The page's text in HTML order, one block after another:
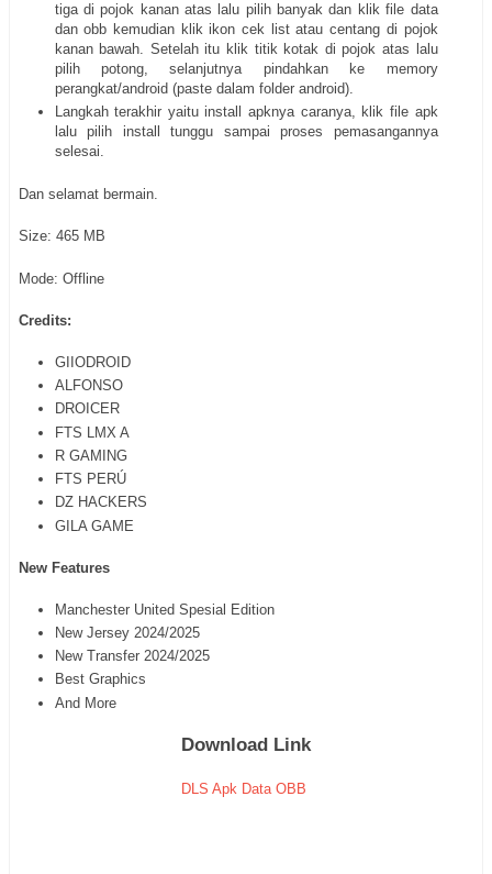
tiga di pojok kanan atas lalu pilih banyak dan klik file data
dan obb kemudian klik ikon cek list atau centang di pojok
kanan bawah. Setelah itu klik titik kotak di pojok atas lalu
pilih potong, selanjutnya pindahkan ke memory
perangkat/android (paste dalam folder android).
Langkah terakhir yaitu install apknya caranya, klik file apk
lalu pilih install tunggu sampai proses pemasangannya
selesai.
Dan selamat bermain.
Size: 465 MB
Mode: Offline
Credits:
GIIODROID
ALFONSO
DROICER
FTS LMX A
R GAMING
FTS PERÚ
DZ HACKERS
GILA GAME
New Features
Manchester United Spesial Edition
New Jersey 2024/2025
New Transfer 2024/2025
Best Graphics
And More
Download Link
DLS Apk Data OBB